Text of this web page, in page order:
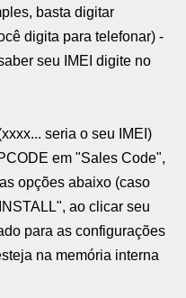
basta digitar
digita para telefonar) -
seu IMEI digite no
seria o seu IMEI)
em "Sales Code",
opções abaixo (caso
ao clicar seu
para as configurações
na memória interna